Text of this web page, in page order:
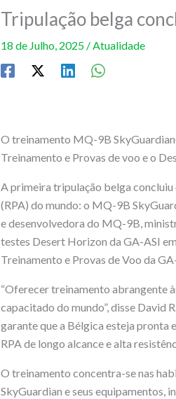
Tripulação belga
18 de Julho, 2025 /Atualidade
O treinamento MQ-9B
Treinamento e Provas de voo e o
A primeira tripulação belga
(RPA) do mundo: o MQ-9B
e desenvolvedora do MQ-9B,
testes Desert Horizon da GA-ASI
Treinamento e Provas de Voo da
“Oferecer treinamento abrangente
capacitado do mundo”, disse David
garante que a Bélgica esteja pronta
RPA de longo alcance e alta
O treinamento concentra-se nas
SkyGuardian e seus equipamentos,